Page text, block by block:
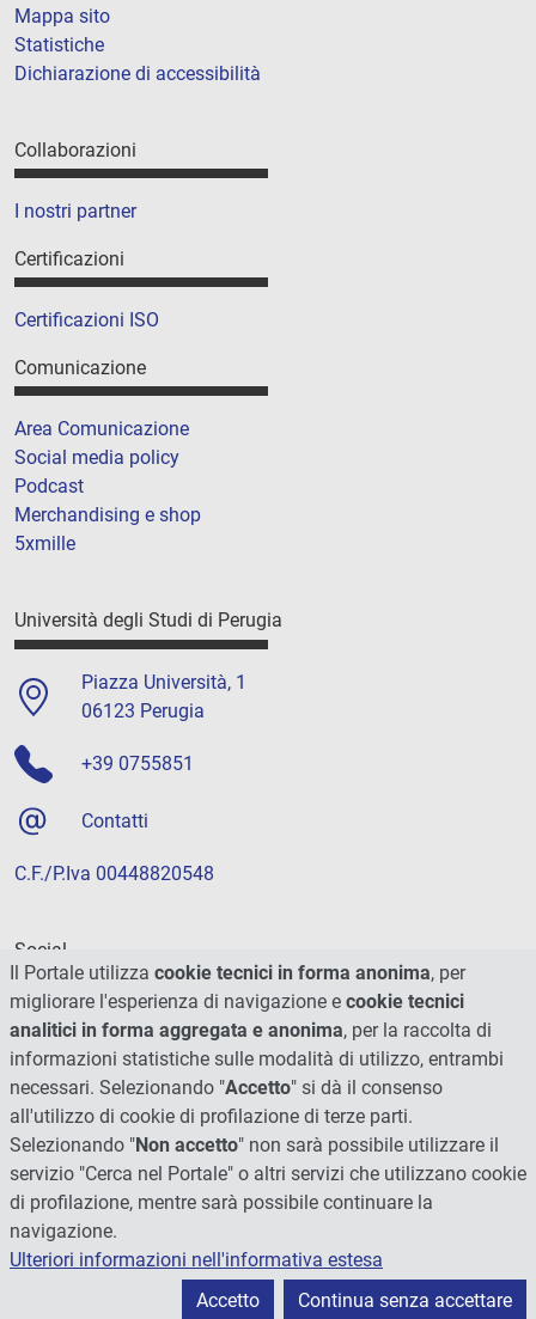
Mappa sito
Statistiche
Dichiarazione di accessibilità
Collaborazioni
I nostri partner
Certificazioni
Certificazioni ISO
Comunicazione
Area Comunicazione
Social media policy
Podcast
Merchandising e shop
5xmille
Università degli Studi di Perugia
Piazza Università, 1
06123 Perugia
+39 0755851
Contatti
C.F./P.Iva 00448820548
Social
© 2026 - Università degli Studi di Perugia
Il Portale utilizza cookie tecnici in forma anonima, per
migliorare l'esperienza di navigazione e cookie tecnici
analitici in forma aggregata e anonima, per la raccolta di
informazioni statistiche sulle modalità di utilizzo, entrambi
necessari. Selezionando "Accetto" si dà il consenso
all'utilizzo di cookie di profilazione di terze parti.
Selezionando "Non accetto" non sarà possibile utilizzare il
servizio "Cerca nel Portale" o altri servizi che utilizzano cookie
di profilazione, mentre sarà possibile continuare la
navigazione.
Ulteriori informazioni nell'informativa estesa
Accetto
Continua senza accettare